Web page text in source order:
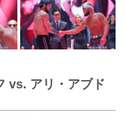
vs. アリ・アブド